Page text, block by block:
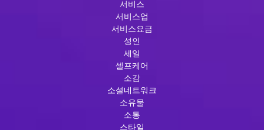
서비스
서비스업
서비스요금
성인
세일
셀프케어
소감
소셜네트워크
소유물
소통
스타일